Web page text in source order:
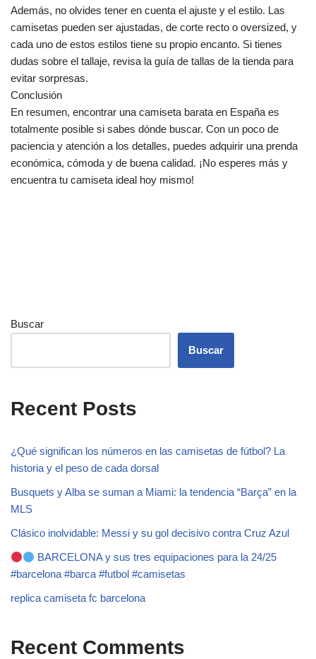
Además, no olvides tener en cuenta el ajuste y el estilo. Las
camisetas pueden ser ajustadas, de corte recto o oversized, y
cada uno de estos estilos tiene su propio encanto. Si tienes
dudas sobre el tallaje, revisa la guía de tallas de la tienda para
evitar sorpresas.
Conclusión
En resumen, encontrar una camiseta barata en España es
totalmente posible si sabes dónde buscar. Con un poco de
paciencia y atención a los detalles, puedes adquirir una prenda
económica, cómoda y de buena calidad. ¡No esperes más y
encuentra tu camiseta ideal hoy mismo!
Buscar
Buscar
Recent Posts
¿Qué significan los números en las camisetas de fútbol? La
historia y el peso de cada dorsal
Busquets y Alba se suman a Miami: la tendencia “Barça” en la
MLS
Clásico inolvidable: Messi y su gol decisivo contra Cruz Azul
BARCELONA y sus tres equipaciones para la 24/25
#barcelona #barca #futbol #camisetas
replica camiseta fc barcelona
Recent Comments